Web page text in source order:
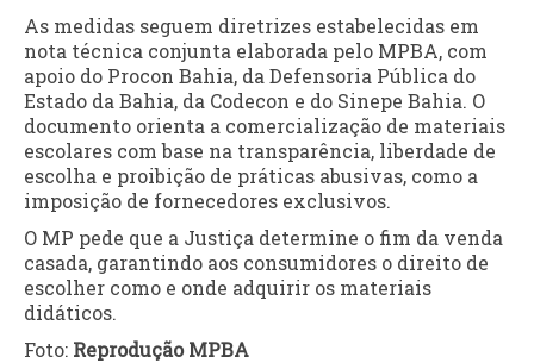
As medidas seguem diretrizes estabelecidas em
nota técnica conjunta elaborada pelo MPBA, com
apoio do Procon Bahia, da Defensoria Pública do
Estado da Bahia, da Codecon e do Sinepe Bahia. O
documento orienta a comercialização de materiais
escolares com base na transparência, liberdade de
escolha e proibição de práticas abusivas, como a
imposição de fornecedores exclusivos.
O MP pede que a Justiça determine o fim da venda
casada, garantindo aos consumidores o direito de
escolher como e onde adquirir os materiais
didáticos.
Foto: Reprodução MPBA